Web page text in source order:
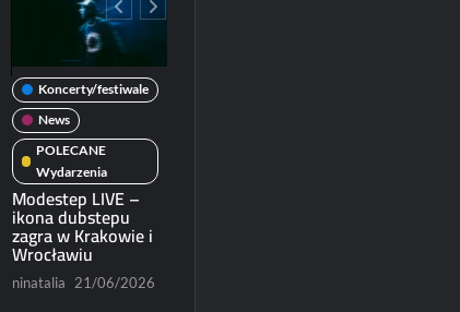
Koncerty/festiwale
News
POLECANE
Wydarzenia
Modestep LIVE –
ikona dubstepu
zagra w Krakowie i
Wrocławiu
ninatalia 21/06/2026